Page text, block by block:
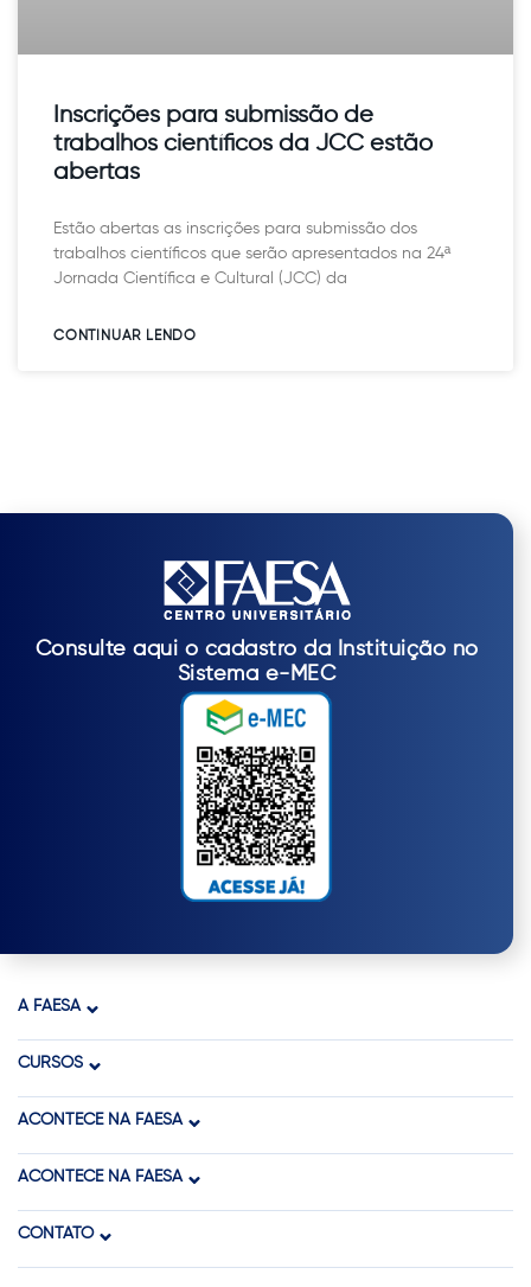
Inscrições para submissão de
trabalhos científicos da JCC estão
abertas
Estão abertas as inscrições para submissão dos
trabalhos científicos que serão apresentados na 24ª
Jornada Científica e Cultural (JCC) da
CONTINUAR LENDO​
Consulte aqui o cadastro da Instituição no
Sistema e-MEC
A FAESA
CURSOS
ACONTECE NA FAESA
ACONTECE NA FAESA
CONTATO